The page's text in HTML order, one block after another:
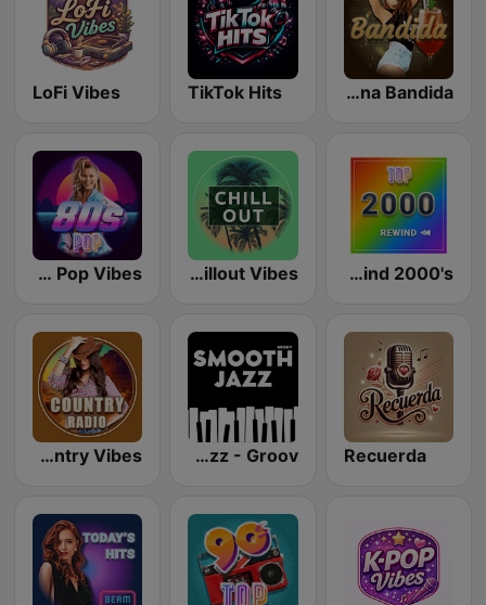
Latina Bandida!
TikTok Hits
LoFi Vibes
Rewind 2000's
Chillout Vibes
80s Pop Vibes
Recuerda
Smooth Jazz - Groov
Country Vibes